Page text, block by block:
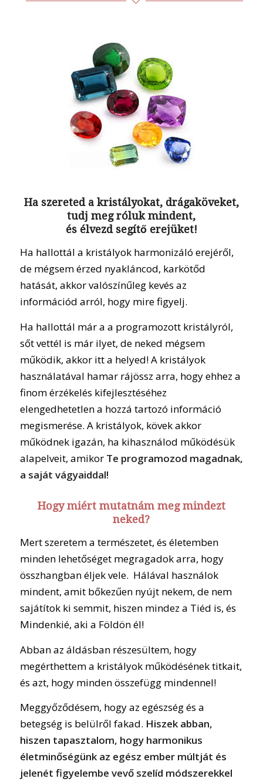
Ha szereted a kristályokat, drágaköveket,
tudj meg róluk mindent,
és élvezd segítő erejüket!
Ha hallottál a kristályok harmonizáló erejéről,
de mégsem érzed nyakláncod, karkötőd
hatását, akkor valószínűleg kevés az
információd arról, hogy mire figyelj.
Ha hallottál már a a programozott kristályról,
sőt vettél is már ilyet, de neked mégsem
működik, akkor itt a helyed! A kristályok
használatával hamar rájössz arra, hogy ehhez a
finom érzékelés kifejlesztéséhez
elengedhetetlen a hozzá tartozó információ
megismerése. A kristályok, kövek akkor
működnek igazán, ha kihasználod működésük
alapelveit, amikor Te programozod magadnak,
a saját vágyaiddal!
Hogy miért mutatnám meg mindezt
neked?
Mert szeretem a természetet, és életemben
minden lehetőséget megragadok arra, hogy
összhangban éljek vele. Hálával használok
mindent, amit bőkezűen nyújt nekem, de nem
sajátítok ki semmit, hiszen mindez a Tiéd is, és
Mindenkié, aki a Földön él!
Abban az áldásban részesültem, hogy
megérthettem a kristályok működésének titkait,
és azt, hogy minden összefügg mindennel!
Meggyőződésem, hogy az egészség és a
betegség is belülről fakad. Hiszek abban,
hiszen tapasztalom, hogy harmonikus
életminőségünk az egész ember múltját és
jelenét figyelembe vevő szelíd módszerekkel